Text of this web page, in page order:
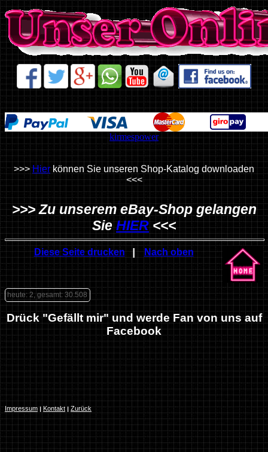
kirmespower
>>>Hierkönnen Sie unseren Shop-Katalog downloaden
<<<
>>> Zu unserem eBay-Shop gelangen
SieHIER <<<
Diese Seite drucken | Nach oben
heute: 2, gesamt: 30.508
Drück "Gefällt mir" und werde Fan von uns auf
Facebook
Impressum | Kontakt | Zurück